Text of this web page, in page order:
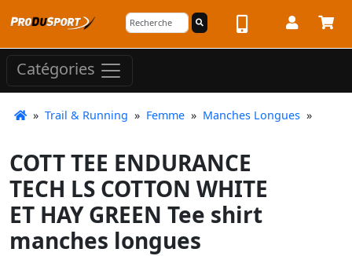
Catégories
» Trail & Running » Femme » Manches Longues »
COTT TEE ENDURANCE
TECH LS COTTON WHITE
ET HAY GREEN Tee shirt
manches longues